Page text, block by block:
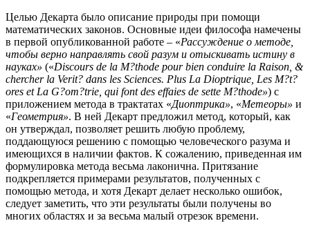
Целью Декарта было описание природы при помощи
математических законов. Основные идеи философа намечены
в первой опубликованной работе – «Рассуждение о методе,
чтобы верно направлять свой разум и отыскивать истину в
науках» («Discours de la M?thode pour bien conduire la Raison, &
chercher la Verit? dans les Sciences. Plus La Dioptrique, Les M?t?
ores et La G?om?trie, qui font des effaies de sette M?thode») с
приложением метода в трактатах «Диоптрика», «Метеоры» и
«Геометрия». В ней Декарт предложил метод, который, как
он утверждал, позволяет решить любую проблему,
поддающуюся решению с помощью человеческого разума и
имеющихся в наличии фактов. К сожалению, приведенная им
формулировка метода весьма лаконична. Притязание
подкрепляется примерами результатов, полученных с
помощью метода, и хотя Декарт делает несколько ошибок,
следует заметить, что эти результаты были получены во
многих областях и за весьма малый отрезок времени.